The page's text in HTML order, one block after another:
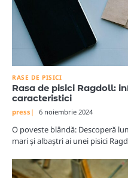
RASE DE PISICI
Rasa de pisici Ragdoll:
caracteristici
press 6 noiembrie 2024
O poveste blândă: Descoperă
mari și albaștri ai unei pisici